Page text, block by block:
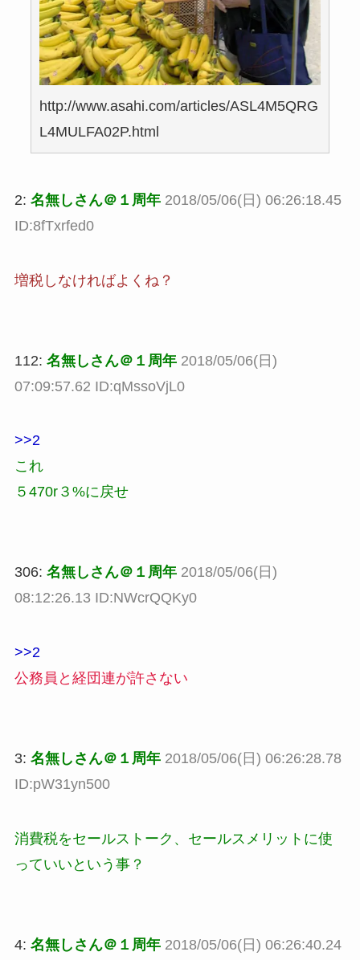
http://www.asahi.com/articles/ASL4M5QRG
L4MULFA02P.html
2: 名無しさん＠１周年 2018/05/06(日) 06:26:18.45
ID:8fTxrfed0
増税しなければよくね？
112: 名無しさん＠１周年 2018/05/06(日)
07:09:57.62 ID:qMssoVjL0
>>2
これ
５470r３%に戻せ
306: 名無しさん＠１周年 2018/05/06(日)
08:12:26.13 ID:NWcrQQKy0
>>2
公務員と経団連が許さない
3: 名無しさん＠１周年 2018/05/06(日) 06:26:28.78
ID:pW31yn500
消費税をセールストーク、セールスメリットに使
っていいという事？
4: 名無しさん＠１周年 2018/05/06(日) 06:26:40.24